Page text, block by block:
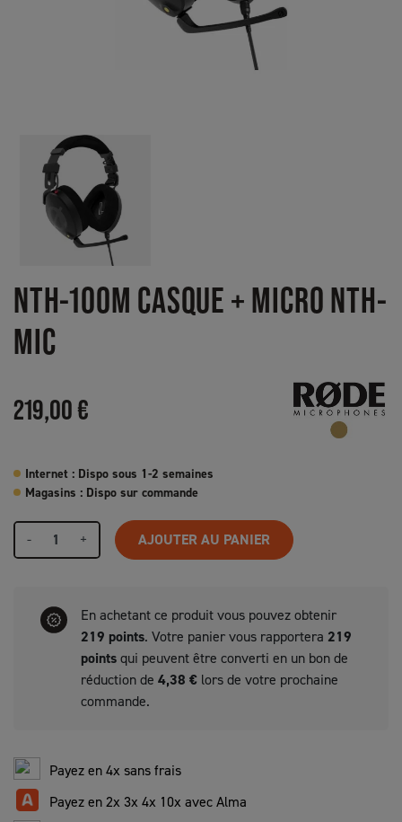
NTH-100M CASQUE + MICRO NTH-
MIC
219,00 €
Internet : Dispo sous 1-2 semaines
Magasins : Dispo sur commande
- + AJOUTER AU PANIER
En achetant ce produit vous pouvez obtenir
219 points. Votre panier vous rapportera 219
pointsqui peuvent être converti en un bon de
réduction de 4,38 €lors de votre prochaine
commande.
Payez en 4x sans frais
Payez en 2x 3x 4x 10x avec Alma